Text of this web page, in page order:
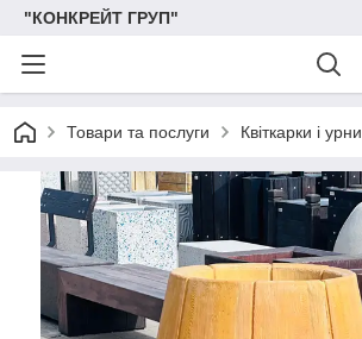
"КОНКРЕЙТ ГРУП"
Товари та послуги Квіткарки і урни